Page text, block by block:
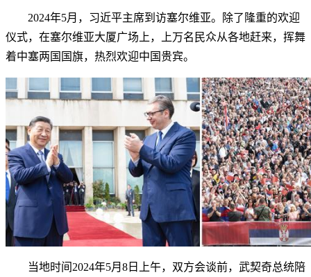
2024年5月，习近平主席到访塞尔维亚。除了隆重的欢迎
仪式，在塞尔维亚大厦广场上，上万名民众从各地赶来，挥舞
着中塞两国国旗，热烈欢迎中国贵宾。
当地时间2024年5月8日上午，双方会谈前，武契奇总统陪